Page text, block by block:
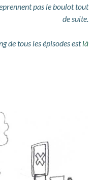
pas le boulot tout
de suite.
de tous les épisodes estlà